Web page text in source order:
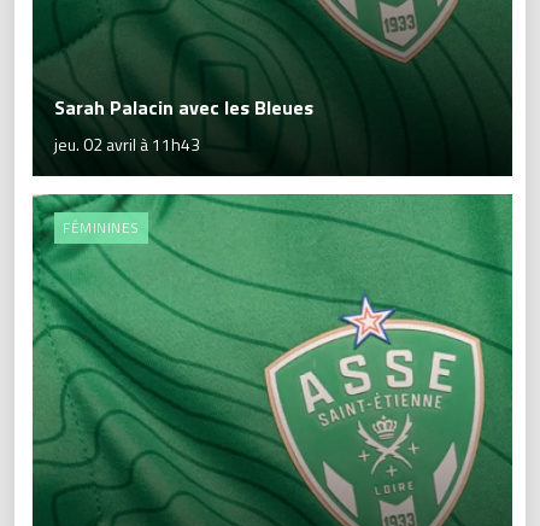
Sarah Palacin avec les Bleues
jeu. 02 avril à 11h43
FÉMININES